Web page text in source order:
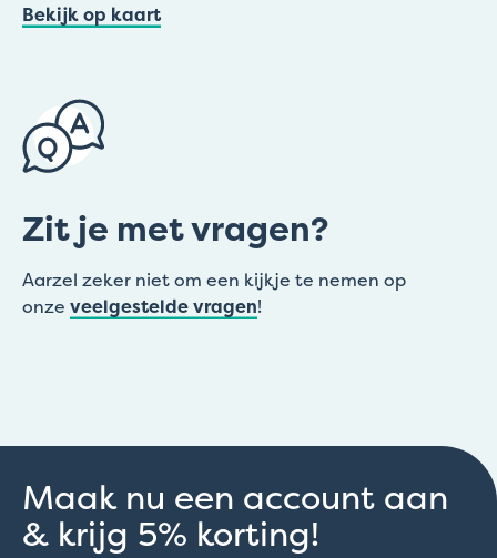
Bekijk op kaart
Zit je met vragen?
Aarzel zeker niet om een kijkje te nemen op
onze veelgestelde vragen!
Maak nu een account aan
& krijg 5% korting!